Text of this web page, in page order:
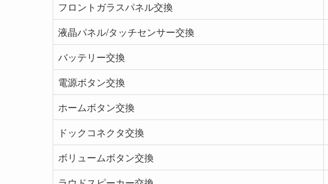
フロントガラスパネル交換
液晶パネル/タッチセンサー交換
バッテリー交換
電源ボタン交換
ホームボタン交換
ドックコネクタ交換
ボリュームボタン交換